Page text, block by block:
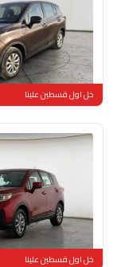
مستعملة 128,851 كم
خل اول قسطين علينا
مستعملة 103,848 كم
خل اول قسطين علينا